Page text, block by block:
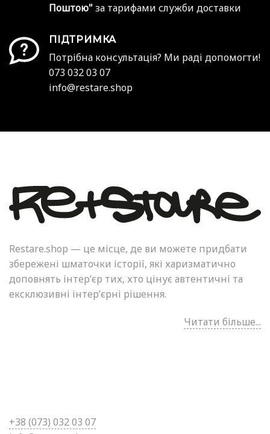
Поштою" за тарифами служби доставки
ПІДТРИМКА
Потрібна консультація? Ми раді допомогти!
073 032 03 07
info@restare.shop
Restare.shop — це місце, де ви можете придбати
збережені шматочки історії, які харизматично
доповнять інтер’єр тих, хто цінує автентичні та
ексклюзивні інтер’єрні рішення.
Читати більше...
+38 (073) 032 03 07